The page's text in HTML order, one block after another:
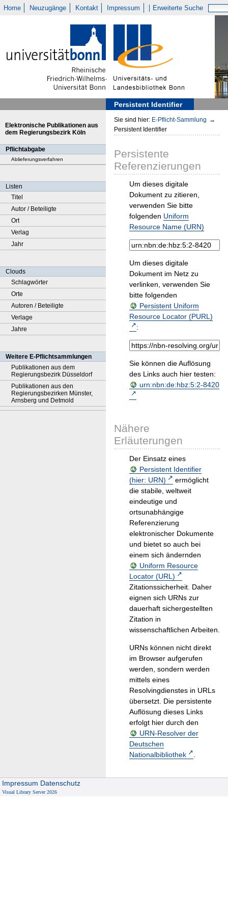
Home Neuzugänge Kontakt Impressum Erweiterte Suche
Persistent Identifier
Elektronische Publikationen aus
dem Regierungsbezirk Köln
Pflichtabgabe
Ablieferungsverfahren
Listen
Titel
Autor / Beteiligte
Ort
Verlag
Jahr
Clouds
Schlagwörter
Orte
Autoren / Beteiligte
Verlage
Jahre
Weitere E-Pflichtsammlungen
Publikationen aus dem
Regierungsbezirk Düsseldorf
Publikationen aus den
Regierungsbezirken Münster,
Arnsberg und Detmold
Sie sind hier: E-Pflicht-Sammlung →
Persistent Identifier
Persistente
Referenzierungen
Um dieses digitale
Dokument zu zitieren,
verwenden Sie bitte
folgenden Uniform
Resource Name (URN)
Um dieses digitale
Dokument im Netz zu
verlinken, verwenden Sie
bitte folgenden
Persistent Uniform
Resource Locator (PURL)
:
Sie können die Auflösung
des Links auch hier testen:
urn:nbn:de:hbz:5:2-8420
Nähere
Erläuterungen
Der Einsatz eines
Persistent Identifier
(hier: URN)
ermöglicht
die stabile, weltweit
eindeutige und
ortsunabhängige
Referenzierung
elektronischer Dokumente
und bietet so auch bei
einem sich ändernden
Uniform Resource
Locator (URL)
Zitationssicherheit. Daher
eignen sich URNs zur
dauerhaft sichergestellten
Zitation in
wissenschaftlichen Arbeiten.
URNs können nicht direkt
im Browser aufgerufen
werden, sondern werden
mittels eines
Resolvingdienstes in URLs
übersetzt. Die persistente
Auflösung dieses Links
erfolgt hier durch den
URN-Resolver der
Deutschen
Nationalbibliothek
.
Impressum Datenschutz
Visual Library Server 2026